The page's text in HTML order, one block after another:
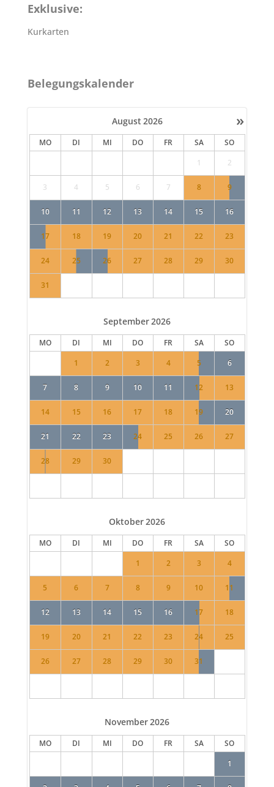
Exklusive:
Kurkarten
Belegungskalender
»
August 2026
MO DI MI DO FR SA
SO
1
2
3 4 5 6 7 8 9
10 11 12 13 14 15 16
17 18 19 20 21 22 23
24 25 26 27 28 29 30
31
September2026
MO DI MI DO FR SA
SO
1
2 3 4 5 6
7 8 9 10 11 12 13
14 15 16 17 18 19 20
21 22 23 24 25 26 27
28 29 30
Oktober2026
MO DI MI DO FR SA
SO
1
2 3 4
5 6 7 8 9 10 11
12 13 14 15 16 17 18
19 20 21 22 23 24 25
26 27 28 29 30 31
November2026
MO DI MI DO FR SA
SO
1